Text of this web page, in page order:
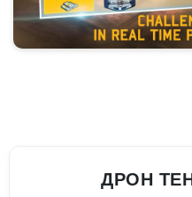
ДРОН